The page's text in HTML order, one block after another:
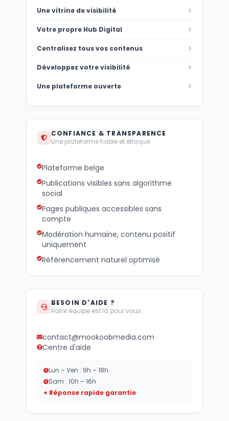
Une vitrine de visibilité
Votre propre Hub Digital
Centralisez tous vos contenus
Développez votre visibilité
Une plateforme ouverte
CONFIANCE & TRANSPARENCE
Une plateforme fiable et éthique
Plateforme belge
Publications visibles sans algorithme
social
Pages publiques accessibles sans
compte
Modération humaine, contenu positif
uniquement
Référencement naturel optimisé
BESOIN D'AIDE ?
Notre équipe est là pour vous
contact@mookoobmedia.com
Centre d'aide
Lun – Ven : 9h – 18h
Sam : 10h – 16h
+ Réponse rapide garantie